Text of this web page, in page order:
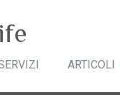
ARTICOLI